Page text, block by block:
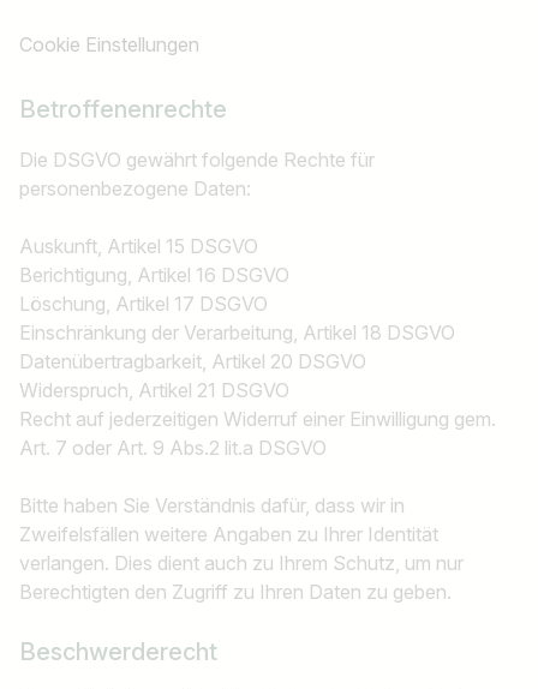
Cookie Einstellungen
Betroffenenrechte
Die DSGVO gewährt folgende Rechte für
personenbezogene Daten:
Auskunft, Artikel 15 DSGVO
Berichtigung, Artikel 16 DSGVO
Löschung, Artikel 17 DSGVO
Einschränkung der Verarbeitung, Artikel 18 DSGVO
Datenübertragbarkeit, Artikel 20 DSGVO
Widerspruch, Artikel 21 DSGVO
Recht auf jederzeitigen Widerruf einer Einwilligung gem.
Art. 7 oder Art. 9 Abs.2 lit.a DSGVO
Bitte haben Sie Verständnis dafür, dass wir in
Zweifelsfällen weitere Angaben zu Ihrer Identität
verlangen. Dies dient auch zu Ihrem Schutz, um nur
Berechtigten den Zugriff zu Ihren Daten zu geben.
Beschwerderecht